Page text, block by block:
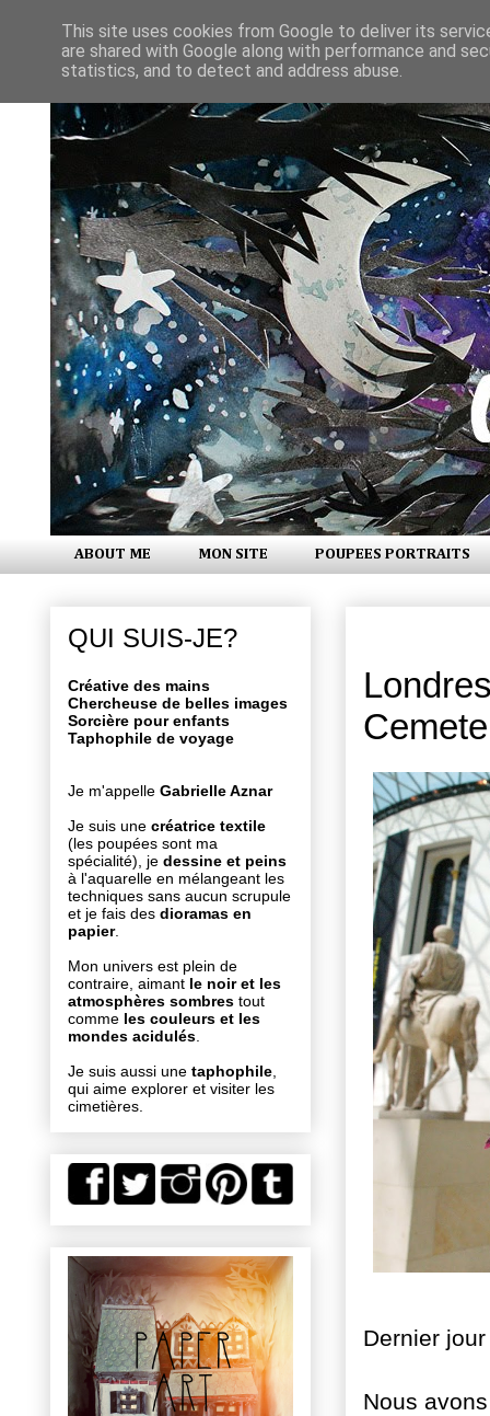
ABOUT ME MON SITE POUPEES PORTRAITS
Dernier
Nous
QUI SUIS-JE?
Créative des mains
Chercheuse de belles images
Sorcière pour enfants
Taphophile de voyage
Je m'appelle Gabrielle Aznar
Je suis une créatrice textile
(les poupées sont ma
spécialité), je dessine et peins
à l'aquarelle en mélangeant les
techniques sans aucun scrupule
et je fais des dioramas en
papier.
Mon univers est plein de
contraire, aimant le noir et les
atmosphères sombres tout
comme les couleurs et les
mondes acidulés
Je suis aussi une taphophile
qui aime explorer et visiter les
cimetières.
This site uses cookies from Google to deliver its
are shared with Google along with performance and
statistics, and to detect and address abuse.